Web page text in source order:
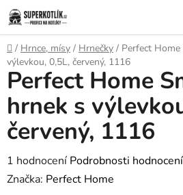
Přejít
na
obsah
Domů
/ Hrnce, mísy / Hrnečky / Perfect
výlevkou, 0,5L, červený, 1116
Perfect Home
hrnek s
červený, 1116
Průměrné
hodnocení
1 hodnocení Podrobnosti hodnocení
Značka: Perfect Home